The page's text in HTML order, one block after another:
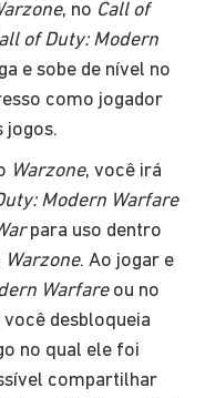
, no Call of
of Duty: Modern
e sobe de nível no
como jogador
jogos.
Warzone, você irá
Modern Warfare
para uso dentro
Warzone. Ao jogar e
Warfareou no
você desbloqueia
no qual ele foi
compartilhar